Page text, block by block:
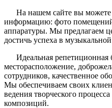
На нашем сайте вы
информацию: фото
аппаратуры. Мы предлагаем
достичь успеха в
Идеальная репетиционная
месторасположение,
сотрудников, качественное
Мы обеспечиваем своих
ведения творческого
композиций.